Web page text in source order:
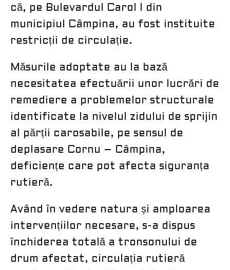
că, pe Bulevardul Carol I din
municipiul Câmpina, au fost instituite
restricții de circulație.
Măsurile adoptate au la bază
necesitatea efectuării unor lucrări de
remediere a problemelor structurale
identificate la nivelul zidului de sprijin
al părții carosabile, pe sensul de
deplasare Cornu – Câmpina,
deficiențe care pot afecta siguranța
rutieră.
Având în vedere natura și amploarea
intervențiilor necesare, s-a dispus
închiderea totală a tronsonului de
drum afectat, circulația rutieră